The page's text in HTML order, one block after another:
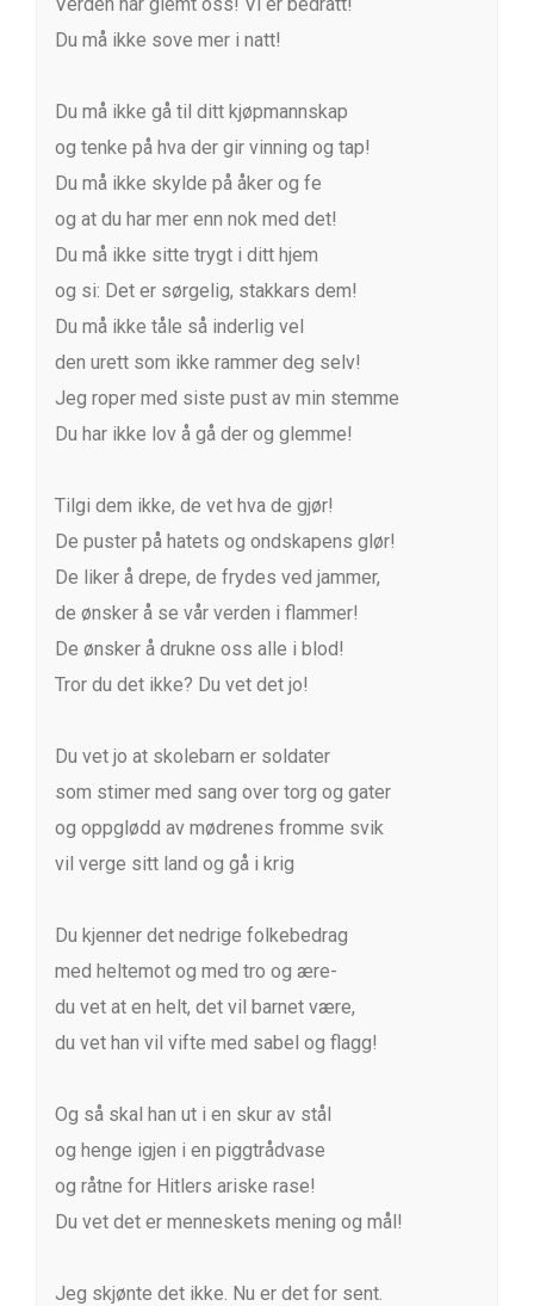
Du må ikke sove mer i natt!
Du må ikke gå til ditt kjøpmannskap
og tenke på hva der gir vinning og tap!
Du må ikke skylde på åker og fe
og at du har mer enn nok med det!
Du må ikke sitte trygt i ditt hjem
og si: Det er sørgelig, stakkars dem!
Du må ikke tåle så inderlig vel
den urett som ikke rammer deg selv!
Jeg roper med siste pust av min stemme
Du har ikke lov å gå der og glemme!
Tilgi dem ikke, de vet hva de gjør!
De puster på hatets og ondskapens glør!
De liker å drepe, de frydes ved jammer,
de ønsker å se vår verden i flammer!
De ønsker å drukne oss alle i blod!
Tror du det ikke? Du vet det jo!
Du vet jo at skolebarn er soldater
som stimer med sang over torg og gater
og oppglødd av mødrenes fromme svik
vil verge sitt land og gå i krig
Du kjenner det nedrige folkebedrag
med heltemot og med tro og ære-
du vet at en helt, det vil barnet være,
du vet han vil vifte med sabel og flagg!
Og så skal han ut i en skur av stål
og henge igjen i en piggtrådvase
og råtne for Hitlers ariske rase!
Du vet det er menneskets mening og mål!
Jeg skjønte det ikke. Nu er det for sent.